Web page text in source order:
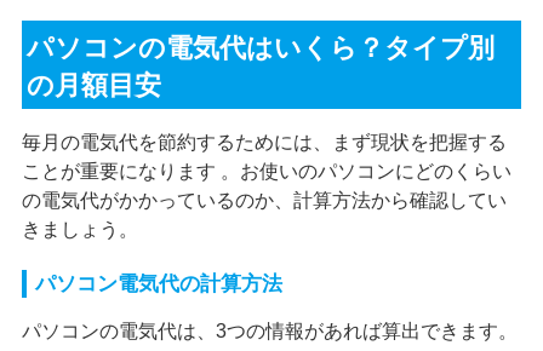
パソコンの電気代はいくら？タイプ別
の月額目安
毎月の電気代を節約するためには、まず現状を把握する
ことが重要になります 。お使いのパソコンにどのくらい
の電気代がかかっているのか、計算方法から確認してい
きましょう。
パソコン電気代の計算方法
パソコンの電気代は、3つの情報があれば算出できます。